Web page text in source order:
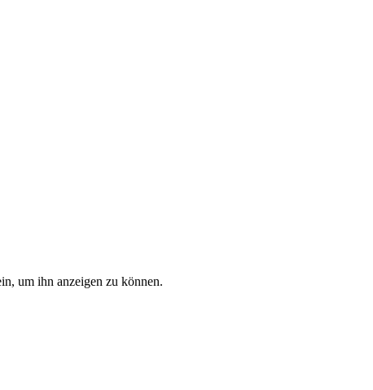
um ihn anzeigen zu können.